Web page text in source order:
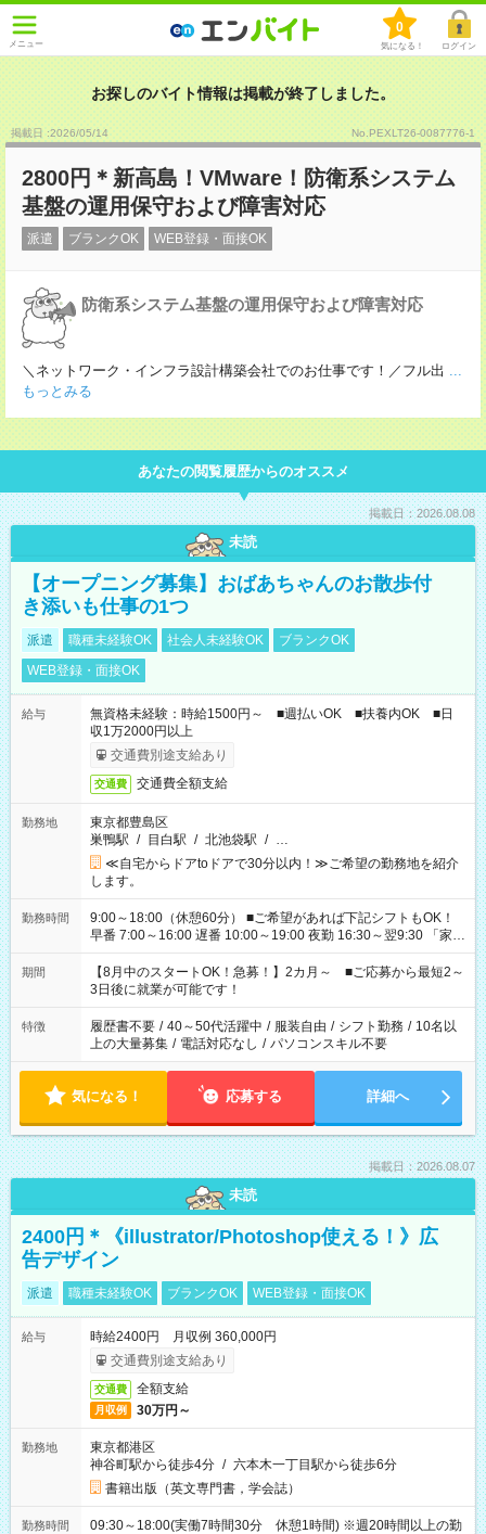
メニュー
0
気になる！ ログイン
お探しのバイト情報は掲載が終了しました。
掲載日 :2026/05/14 No.PEXLT26-0087776-1
2800円＊新高島！VMware！防衛系システム
基盤の運用保守および障害対応
派遣 ブランクOK WEB登録・面接OK
防衛系システム基盤の運用保守および障害対応
＼ネットワーク・インフラ設計構築会社でのお仕事です！／フル出 ...
もっとみる
あなたの閲覧履歴からのオススメ
掲載日：2026.08.08
未読
【オープニング募集】おばあちゃんのお散歩付
き添いも仕事の1つ
派遣 職種未経験OK 社会人未経験OK
ブランクOK
WEB登録・面接OK
給与
無資格未経験：時給1500円～ ■週払いOK ■扶養内OK ■日
収1万2000円以上
交通費別途支給あり
交通費 交通費全額支給
勤務地
東京都豊島区
巣鴨駅 / 目白駅 / 北池袋駅 / …
≪自宅からドアtoドアで30分以内！≫ご希望の勤務地を紹介
します。
勤務時間
9:00～18:00（休憩60分） ■ご希望があれば下記シフトもOK！
早番 7:00～16:00 遅番 10:00～19:00 夜勤 16:30～翌9:30 「家族
と休みを合わせたい」 「余裕を持って夕飯の準備がしたい」
「できれば残業はしたくない」 など、ご希望を教えてください
ね。 ※Wワーク希望の方へ 今ご覧のお仕事で希望する勤務時間
と、もう1つのお仕事の勤務時間。 合計で週40時間を超える場
合は応募できません。
期間
【8月中のスタートOK！急募！】2カ月～ ■ご応募から最短2～
3日後に就業が可能です！
特徴 履歴書不要 / 40～50代活躍中 / 服装自由 / シフト勤務 / 10名以
上の大量募集 / 電話対応なし / パソコンスキル不要
気になる！ 応募する 詳細へ
掲載日：2026.08.07
未読
2400円＊《illustrator/Photoshop使える！》広
告デザイン
派遣 職種未経験OK ブランクOK WEB登録・面接OK
給与
時給2400円 月収例 360,000円
交通費別途支給あり
交通費 全額支給
月収例 30万円～
勤務地
東京都港区
神谷町駅から徒歩4分 / 六本木一丁目駅から徒歩6分
書籍出版（英文専門書，学会誌）
勤務時間
09:30～18:00(実働7時間30分 休憩1時間) ※週20時間以上の勤